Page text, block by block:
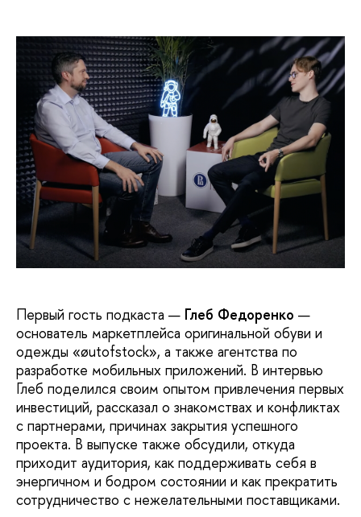
Первый гость подкаста — Глеб Федоренко —
основатель маркетплейса оригинальной обуви и
одежды «øutofstock», а также агентства по
разработке мобильных приложений. В интервью
Глеб поделился своим опытом привлечения первых
инвестиций, рассказал о знакомствах и конфликтах
с партнерами, причинах закрытия успешного
проекта. В выпуске также обсудили, откуда
приходит аудитория, как поддерживать себя в
энергичном и бодром состоянии и как прекратить
сотрудничество с нежелательными поставщиками.